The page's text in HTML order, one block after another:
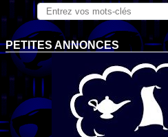
PETITES ANNONCES